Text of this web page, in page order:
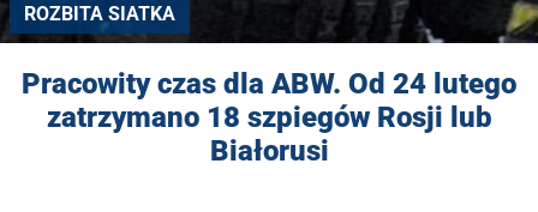
ROZBITA SIATKA
Pracowity czas dla ABW. Od 24 lutego
zatrzymano 18 szpiegów Rosji lub
Białorusi